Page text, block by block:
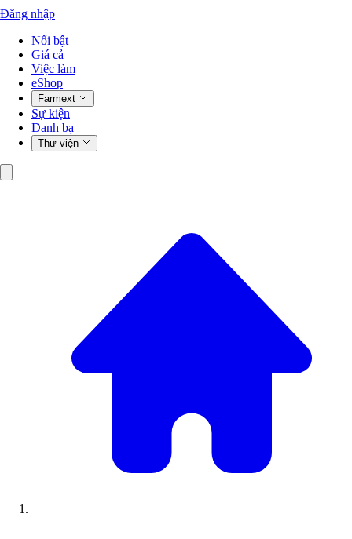
Đăng nhập
Nổi bật
Giá cả
Việc làm
eShop
Farmext
Sự kiện
Danh bạ
Thư viện